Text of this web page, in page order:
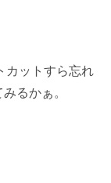
カットすら忘れ
るかぁ。